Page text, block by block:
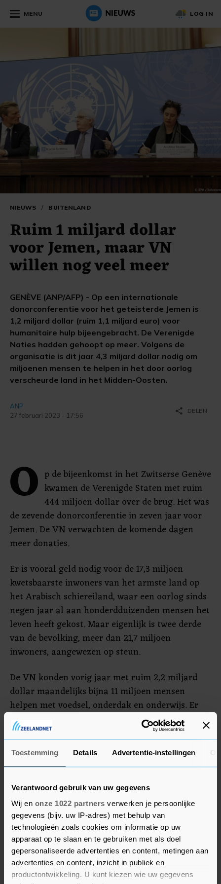
Toestemming Details Advertentie-instellingen
Verantwoord gebruik van uw gegevens
Wij en onze 1022 partners verwerken je persoonlijke
gegevens (bijv. uw IP-adres) met behulp van
technologieën zoals cookies om informatie op uw
apparaat op te slaan en te gebruiken met als doel
gepersonaliseerde advertenties en content, metingen aan
advertenties en content, inzicht in publiek en
productontwikkeling. U kunt kiezen wie uw gegevens
MENU LOG IN
NIEUWS / BUITENLAND
Ruim 1 miljard dollar
voor Jemen, maar VN
willen nog veel meer
GENÈVE (ANP/AFP) - Op een internationale
donorconferentie voor het geteisterde Jemen is
1,2 miljard dollar (ruim 1,1 miljard euro) voor
humanitaire hulp bijeengebracht. De Verenigde
Naties hadden gehoopt op meer. Volgens de
organisatie is dit jaar 4,3 miljard dollar nodig om
miljoenen mensen te helpen in het door oorlog
verscheurde land in het Midden-Oosten.
ANP
27 februari 2023 - 17:56
share DELEN
O p de bijeenkomst in het Zwitserse Genève
kwamen de Verenigde Staten met ruim
444 miljoen dollar over de brug. Het was
de zevende donorconferentie in zeven jaar voor
Jemen. De VN verwachten de komende dagen
meer donaties.
Er is vooral geld nodig voor de 17,3 miljoen
kwetsbaarste inwoners van het armste land op
het Arabisch schiereiland, waar een oorlog sinds
negen jaar al aan honderdduizenden mensen het
leven heeft gekost. Maar eigenlijk is twee derde
van de bevolking, meer dan 21,7 miljoen
inwoners, aangewezen op steun.
De VN konden vorig jaar met ruim 2,2 miljard
dollar maandelijks bijna 11 miljoen mensen
helpen met voedsel, onderdak en onderwijs. Er
was toen ook een wapenstilstand van april tot
oktober, die nu nog grotendeels standhoudt. Deze
vooruitgang kan snel veranderen als het geld
opraakt, waarschuwen de VN. Daarom zijn ook
voor de wederopbouw en het herstel van Jemen.